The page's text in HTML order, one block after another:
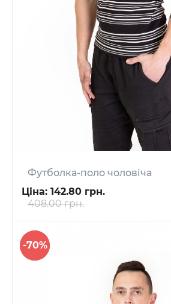
Футболка-поло чоловіча
Ціна: 142.80 грн.
408.00 грн.
-70%